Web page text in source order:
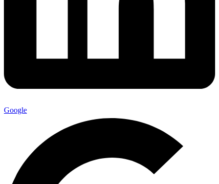
Google